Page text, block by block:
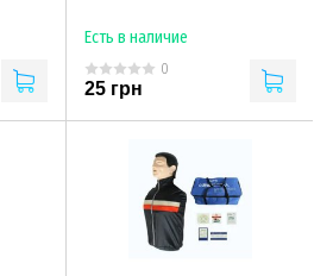
Есть в наличие
0
25 грн